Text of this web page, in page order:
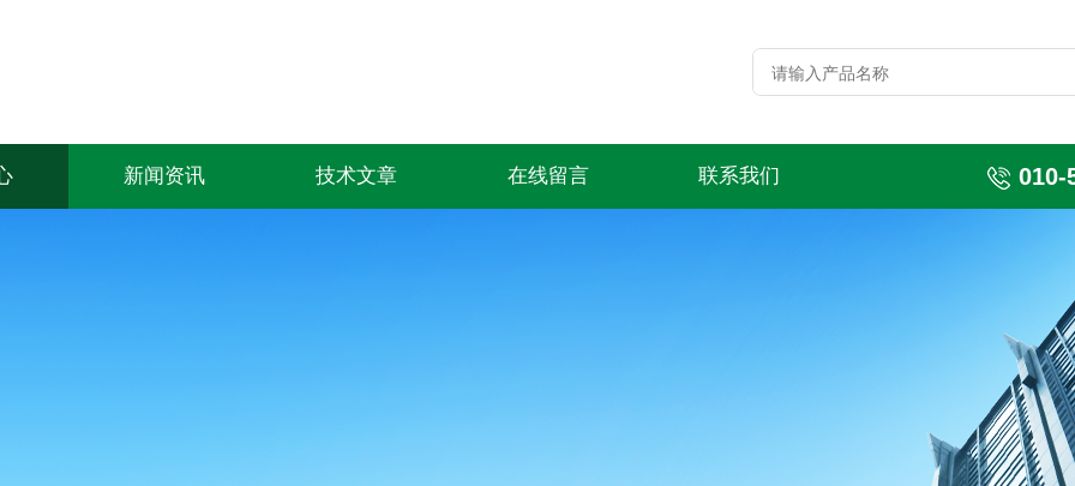
新闻资讯 技术文章 在线留言 联系我们 010-